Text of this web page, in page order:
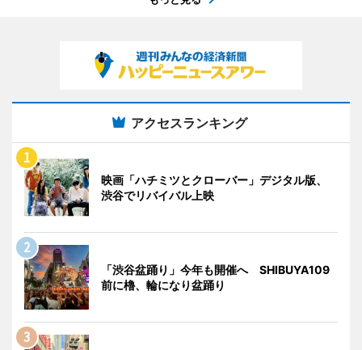
アクセスランキング
映画「ハチミツとクローバー」デジタル版、
渋谷でリバイバル上映
「渋谷盆踊り」今年も開催へ SHIBUYA109
前に櫓、輪になり盆踊り